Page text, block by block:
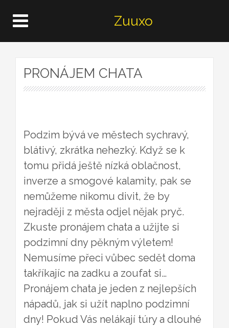
Zuuxo
PRONÁJEM CHATA
Podzim bývá ve městech sychravý,
blátivý, zkrátka nehezký. Když se k
tomu přidá ještě nízká oblačnost,
inverze a smogové kalamity, pak se
nemůžeme nikomu divit, že by
nejraději z města odjel nějak pryč.
Zkuste pronájem chata a užijte si
podzimní dny pěkným výletem!
Nemusíme přeci vůbec sedět doma
takříkajíc na zadku a zoufat si…
Pronájem chata je jeden z nejlepších
nápadů, jak si užít naplno podzimní
dny! Pokud Vás nelákají túry a dlouhé